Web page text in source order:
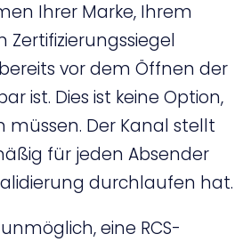
Ihrer Marke, Ihrem
Zertifizierungssiegel
vor dem Öffnen der
ist. Dies ist keine Option,
müssen. Der Kanal stellt
für jeden Absender
durchlaufen hat.
eine RCS-